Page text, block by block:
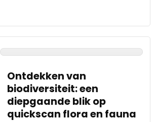
Ontdekken van
biodiversiteit: een
diepgaande blik op
quickscan flora en fauna